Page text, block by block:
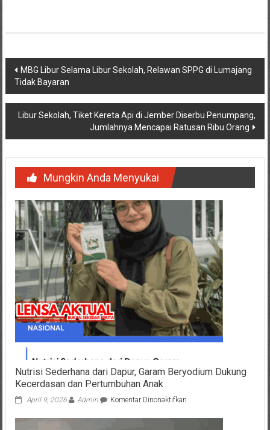
Navigasi
pos
MBG Libur Selama Libur Sekolah, Relawan SPPG di Lumajang
Tidak Bayaran
Libur Sekolah, Tiket Kereta Api di Jember Diserbu Penumpang,
Jumlahnya Mencapai Ratusan Ribu Orang
Mungkin Anda Menyukai
Nutrisi Sederhana dari Dapur, Garam Beryodium Dukung
Kecerdasan dan Pertumbuhan Anak
April 9, 2026 Admin Komentar Dinonaktifkanpada
Sederhana